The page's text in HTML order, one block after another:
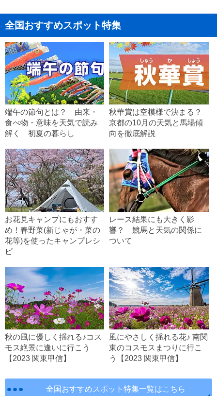
全国おすすめスポット特集
端午の節句とは？ 由来・
食べ物・意味を天気で読み
解く 初夏の暮らし
秋華賞は空模様で決まる？
京都の10月の天気と馬場傾
向を徹底解説
お花見キャンプにもおすす
め！春野菜(新じゃが・菜の
花等)を使ったキャンプレシ
ピ
レース結果にも大きく影
響？ 競馬と天気の関係に
ついて
秋の風に優しく揺れる♪コス
モス絶景に逢いに行こう
【2023 関東甲信】
風にやさしく揺れる花♪ 南関
東のコスモスまつりに行こ
う【2023 関東甲信】
全国おすすめスポット特集一覧はこちら